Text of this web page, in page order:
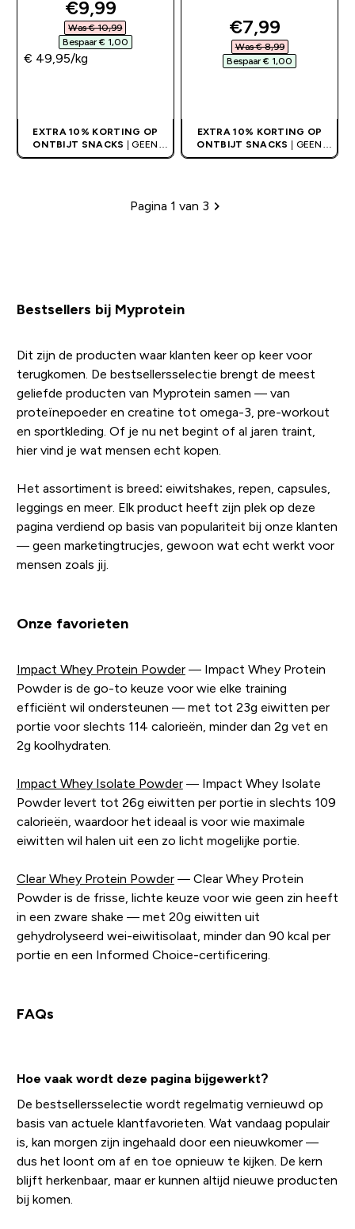
discounted price
€9,99‎
Was € 10,99‎
Bespaar € 1,00‎
€ 49,95‎/kg
EXTRA 10% KORTING OP
ONTBIJT SNACKS | GEEN
CODE NODIG
discounted
€7,99‎
Was € 8,99‎
Bespaar € 1,00‎
EXTRA 10% KORTING OP
ONTBIJT SNACKS | GEEN
CODE NODIG
Paginering
Pagina 1 van 3
Bestsellers bij Myprotein
Dit zijn de producten waar klanten keer op keer voor
terugkomen. De bestsellersselectie brengt de meest
geliefde producten van Myprotein samen — van
proteïnepoeder en creatine tot omega-3, pre-workout
en sportkleding. Of je nu net begint of al jaren traint,
hier vind je wat mensen echt kopen.
Het assortiment is breed: eiwitshakes, repen, capsules,
leggings en meer. Elk product heeft zijn plek op deze
pagina verdiend op basis van populariteit bij onze klanten
— geen marketingtrucjes, gewoon wat echt werkt voor
mensen zoals jij.
Onze favorieten
Impact Whey Protein Powder— Impact Whey Protein
Powder is de go-to keuze voor wie elke training
efficiënt wil ondersteunen — met tot 23g eiwitten per
portie voor slechts 114 calorieën, minder dan 2g vet en
2g koolhydraten.
Impact Whey Isolate Powder— Impact Whey Isolate
Powder levert tot 26g eiwitten per portie in slechts 109
calorieën, waardoor het ideaal is voor wie maximale
eiwitten wil halen uit een zo licht mogelijke portie.
Clear Whey Protein Powder— Clear Whey Protein
Powder is de frisse, lichte keuze voor wie geen zin heeft
in een zware shake — met 20g eiwitten uit
gehydrolyseerd wei-eiwitisolaat, minder dan 90 kcal per
portie en een Informed Choice-certificering.
FAQs
Hoe vaak wordt deze pagina bijgewerkt?
De bestsellersselectie wordt regelmatig vernieuwd op
basis van actuele klantfavorieten. Wat vandaag populair
is, kan morgen zijn ingehaald door een nieuwkomer —
dus het loont om af en toe opnieuw te kijken. De kern
blijft herkenbaar, maar er kunnen altijd nieuwe producten
bij komen.